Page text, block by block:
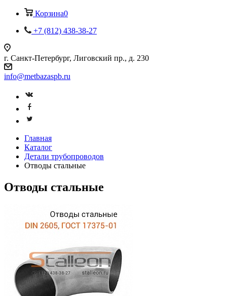
Корзина0
+7 (812) 438-38-27
г. Санкт-Петербург, Лиговский пр., д. 230
info@metbazaspb.ru
Главная
Каталог
Детали трубопроводов
Отводы стальные
Отводы стальные